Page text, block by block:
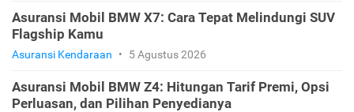
Asuransi Mobil BMW X7: Cara Tepat Melindungi SUV
Flagship Kamu
Asuransi Kendaraan • 5 Agustus 2026
Asuransi Mobil BMW Z4: Hitungan Tarif Premi, Opsi
Perluasan, dan Pilihan Penyedianya